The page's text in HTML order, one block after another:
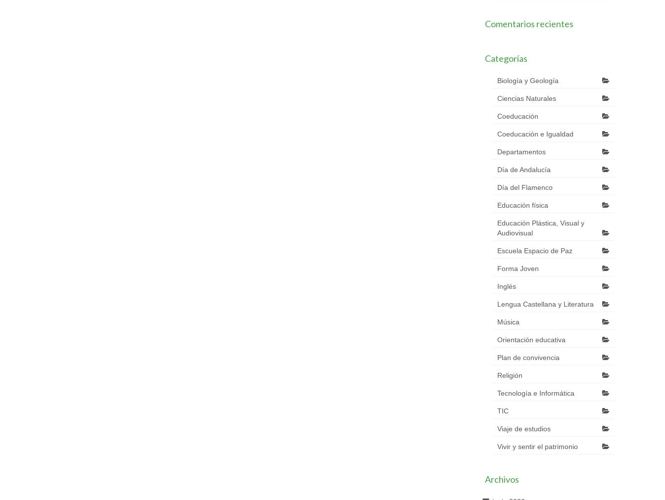
Comentarios recientes
Categorías
Biología y Geología
Ciencias Naturales
Coeducación
Coeducación e Igualdad
Departamentos
Día de Andalucía
Día del Flamenco
Educación física
Educación Plástica, Visual y
Audiovisual
Escuela Espacio de Paz
Forma Joven
Inglés
Lengua Castellana y Literatura
Música
Orientación educativa
Plan de convivencia
Religión
Tecnología e Informática
TIC
Viaje de estudios
Vivir y sentir el patrimonio
Archivos